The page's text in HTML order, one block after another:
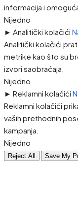
informacija i
Nijedno
► Analitički kolačići
Analitički kolačići
metrike kao što su
izvori saobraćaja.
Nijedno
► Reklamni kolačići
Reklamni kolačići
vaših prethodnih
kampanja.
Nijedno
Reject All Save My